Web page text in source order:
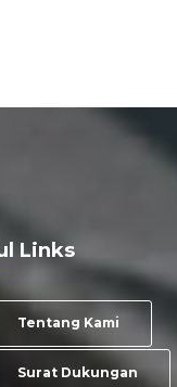
Links
Tentang Kami
Surat Dukungan